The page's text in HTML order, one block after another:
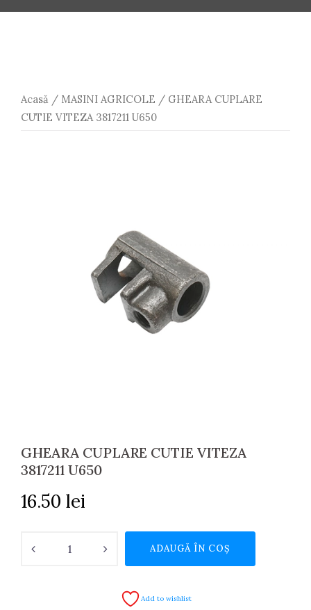
Acasă / MASINI AGRICOLE / GHEARA CUPLARE
CUTIE VITEZA 3817211 U650
GHEARA CUPLARE CUTIE VITEZA
3817211 U650
16.50 lei
ADAUGĂ ÎN COȘ
Add to wishlist